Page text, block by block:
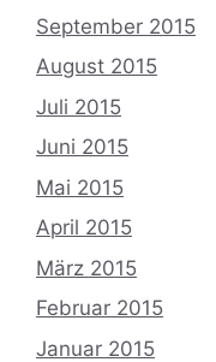
September 2015
August 2015
Juli 2015
Juni 2015
Mai 2015
April 2015
März 2015
Februar 2015
Januar 2015